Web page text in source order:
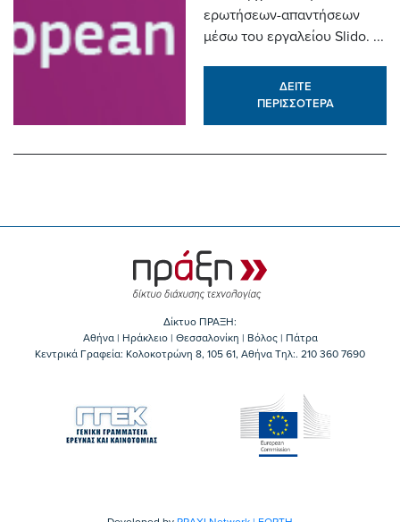
ερωτήσεων-απαντήσεων
μέσω του εργαλείου Slido. ...
ΔΕΙΤΕ
ΠΕΡΙΣΣΟΤΕΡΑ
Δίκτυο ΠΡΑΞΗ:
Αθήνα | Ηράκλειο | Θεσσαλονίκη | Βόλος | Πάτρα
Κεντρικά Γραφεία: Kολοκοτρώνη 8, 105 61, Αθήνα Τηλ:. 210 360 7690